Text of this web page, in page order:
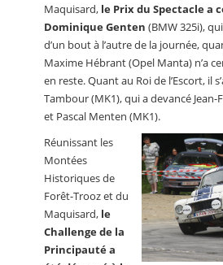
Maquisard, le Prix du Spectacle a
Dominique Genten (BMW 325i),
d’un bout à l’autre de la journée,
Maxime Hébrant (Opel Manta) n’a
en reste. Quant au Roi de l’Escort, il
Tambour (MK1), qui a devancé Jean-
et Pascal Menten (MK1).
Réunissant les
Montées
Historiques de
Forêt-Trooz et du
Maquisard, le
Challenge de la
Principauté a